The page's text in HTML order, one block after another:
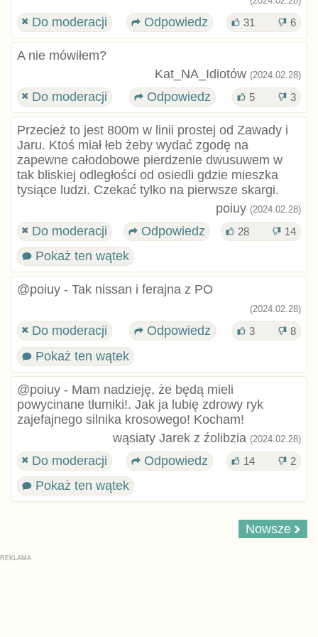
Do moderacji Odpowiedz 31 6
A nie mówiłem?
Kat_NA_Idiotów (2024.02.28)
Do moderacji Odpowiedz 5 3
Przecież to jest 800m w linii prostej od Zawady i
Jaru. Ktoś miał łeb żeby wydać zgodę na
zapewne całodobowe pierdzenie dwusuwem w
tak bliskiej odległości od osiedli gdzie mieszka
tysiące ludzi. Czekać tylko na pierwsze skargi.
poiuy (2024.02.28)
Do moderacji Odpowiedz 28 14
Pokaż ten wątek
@poiuy - Tak nissan i ferajna z PO
(2024.02.28)
Do moderacji Odpowiedz 3 8
Pokaż ten wątek
@poiuy - Mam nadzieję, że będą mieli
powycinane tłumiki!. Jak ja lubię zdrowy ryk
zajefajnego silnika krosowego! Kocham!
wąsiaty Jarek z źolibzia (2024.02.28)
Do moderacji Odpowiedz 14 2
Pokaż ten wątek
Nowsze